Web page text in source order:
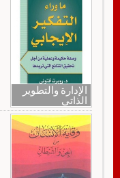
الإدارة والتطوير
الذاتي